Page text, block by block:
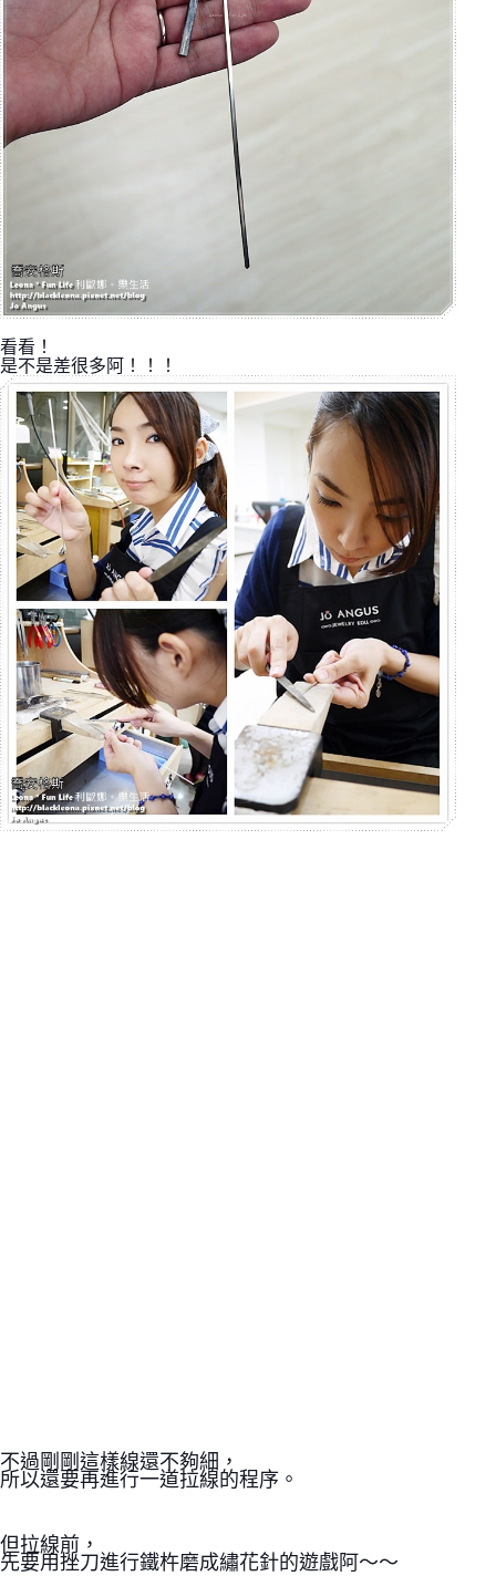
看看！
是不是差很多阿！！！
不過剛剛這樣線還不夠細，
所以還要再進行一道拉線的程序。
但拉線前，
先要用挫刀進行鐵杵磨成繡花針的遊戲阿～～